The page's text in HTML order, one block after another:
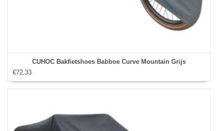
CUHOC Bakfietshoes Babboe Curve Mountain Grijs
€72,33